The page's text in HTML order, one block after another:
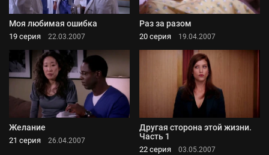
Моя любимая ошибка
19 серия 22.03.2007
Раз за разом
20 серия 19.04.2007
Желание
21 серия 26.04.2007
Другая сторона этой жизни.
Часть 1
22 серия 03.05.2007